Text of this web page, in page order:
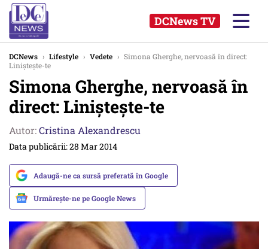
DCNews TV
DCNews › Lifestyle › Vedete › Simona Gherghe, nervoasă în direct:
Liniștește-te
Simona Gherghe, nervoasă în
direct: Liniștește-te
Autor:Cristina Alexandrescu
Data publicării: 28 Mar 2014
Adaugă-ne ca sursă preferată în Google
Urmărește-ne pe Google News